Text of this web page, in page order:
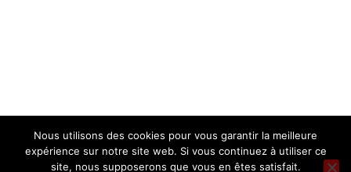
MENTIONS LÉGALES ET POLITIQUE DE CONFIDENTIALITÉ
Tous droits réservés – GE 47 33 SUD GIRONDE
Nous utilisons des cookies pour vous garantir la meilleure
expérience sur notre site web. Si vous continuez à utiliser ce
site, nous supposerons que vous en êtes satisfait.